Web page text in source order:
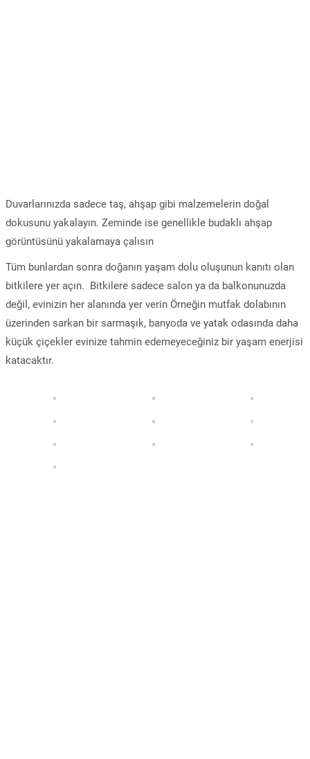
Duvarlarınızda sadece taş, ahşap gibi malzemelerin doğal
dokusunu yakalayın. Zeminde ise genellikle budaklı ahşap
görüntüsünü yakalamaya çalısın
Tüm bunlardan sonra doğanın yaşam dolu oluşunun kanıtı olan
bitkilere yer açın. Bitkilere sadece salon ya da balkonunuzda
değil, evinizin her alanında yer verin Örneğin mutfak dolabının
üzerinden sarkan bir sarmaşık, banyoda ve yatak odasında daha
küçük çiçekler evinize tahmin edemeyeceğiniz bir yaşam enerjisi
katacaktır.